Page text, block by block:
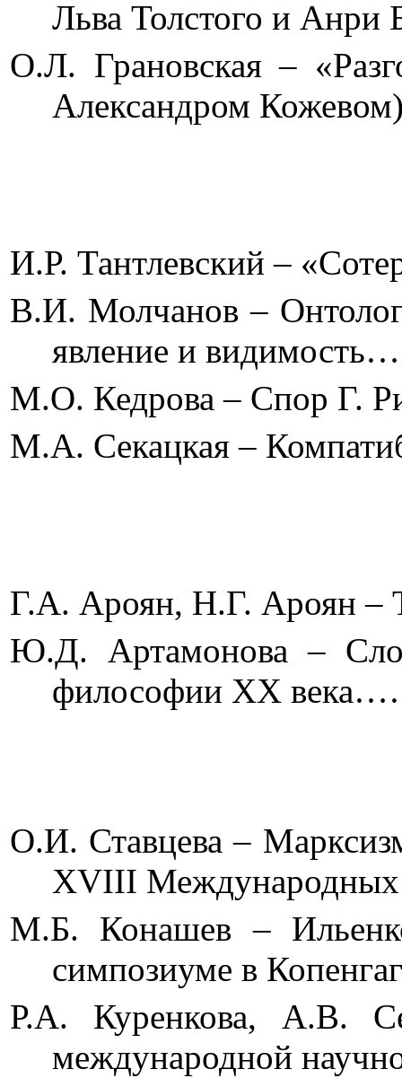
Льва Толстого
О.Л. Грановская –
Александром
И.Р. Тантлевский –
В.И. Молчанов –
явление и
М.О. Кедрова – Спор Г.
М.А. Секацкая –
Г.А. Ароян, Н.Г.
Ю.Д. Артамонова –
философии XX
О.И. Ставцева –
XVIII
М.Б. Конашев –
симпозиуме в
Р.А. Куренкова, А.В.
международной